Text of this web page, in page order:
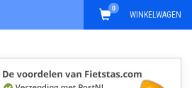
WINKELWAGEN
0